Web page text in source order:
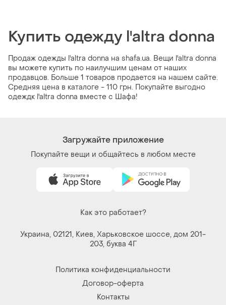
Купить одежду l'altra donna
Продаж одежды l'altra donna на shafa.ua. Вещи l'altra donna
вы можете купить по наилучшим ценам от наших
продавцов. Больше 1 товаров продается на нашем сайте.
Средняя цена в каталоге - 110 грн. Покупайте выгодно
одеждк l'altra donna вместе с Шафа!
Загружайте приложение
Покупайте вещи и общайтесь в любом месте
Как это работает?
Украина, 02121, Киев, Харьковское шоссе, дом 201-
203, буква 4Г
Политика конфиденциальности
Договор-оферта
Контакты